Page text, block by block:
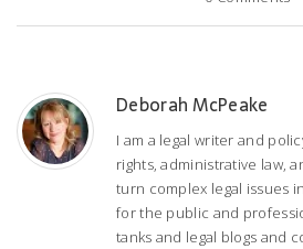
Deborah McPeake
I am a legal writer and
rights, administrative law,
turn complex legal issues
for the public and
tanks and legal blogs and